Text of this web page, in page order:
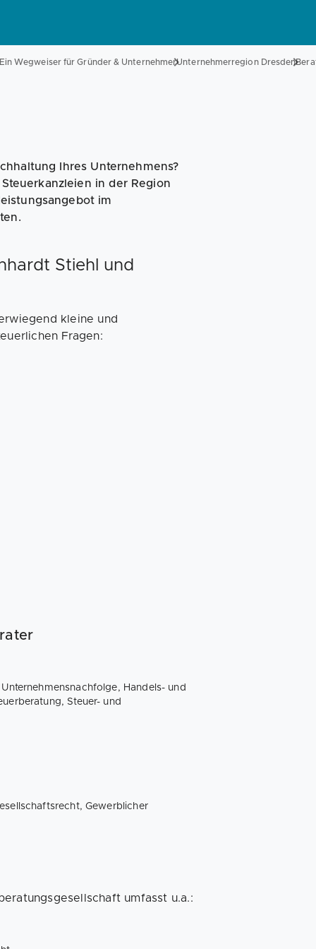
Wegweiser für Gründer & UnternehmerUnternehmerregion Dresden
Ihres Unternehmens?
in der Region
im
Stiehl und
kleine und
Fragen:
Handels- und
Steuer- und
Gewerblicher
umfasst u.a.: